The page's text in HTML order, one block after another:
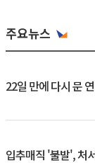
주요뉴스
22일 만에 다시 문
입추매직 '불발', 처